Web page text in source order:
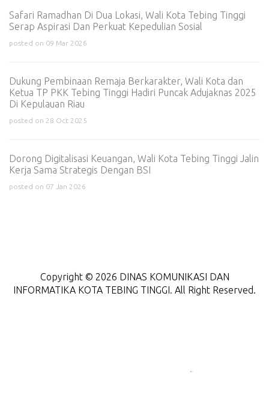
Safari Ramadhan Di Dua Lokasi, Wali Kota Tebing Tinggi
Serap Aspirasi Dan Perkuat Kepedulian Sosial
posted on 09 Mar 2026
Dukung Pembinaan Remaja Berkarakter, Wali Kota dan
Ketua TP PKK Tebing Tinggi Hadiri Puncak Adujaknas 2025
Di Kepulauan Riau
posted on 28 Oct 2025
Dorong Digitalisasi Keuangan, Wali Kota Tebing Tinggi Jalin
Kerja Sama Strategis Dengan BSI
posted on 07 Jan 2026
Copyright © 2026 DINAS KOMUNIKASI DAN
INFORMATIKA KOTA TEBING TINGGI. All Right Reserved.